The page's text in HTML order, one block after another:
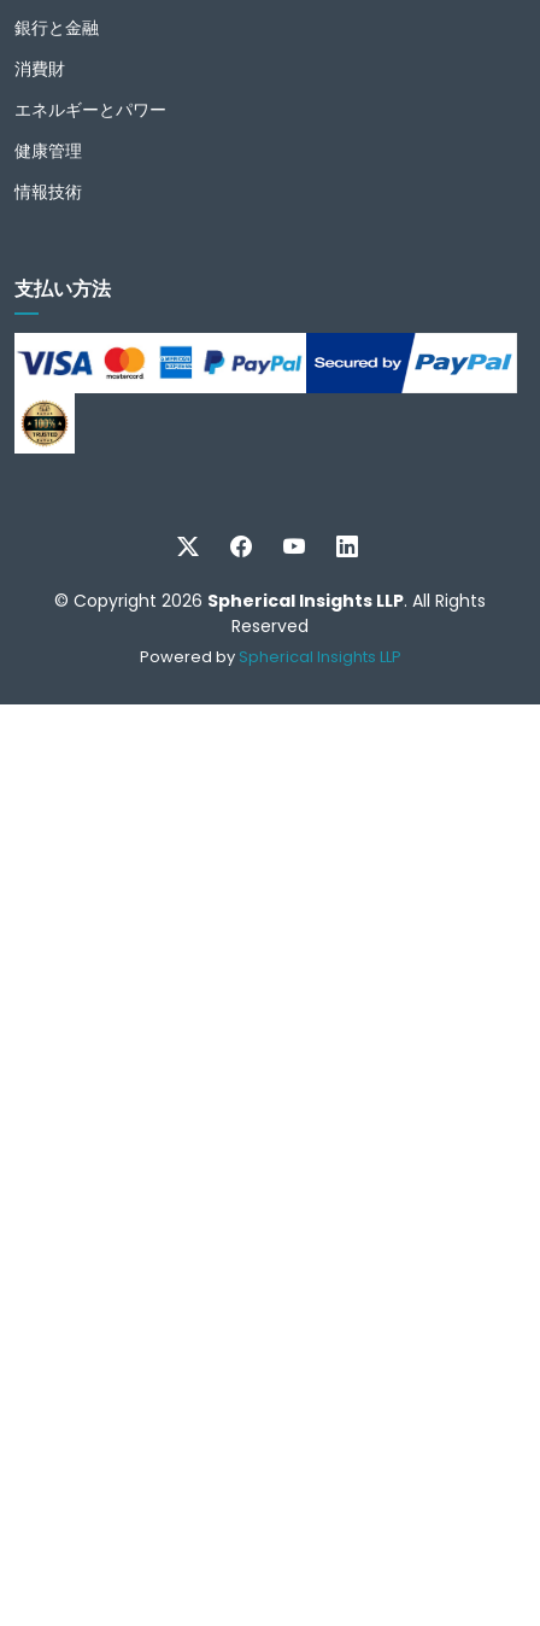
銀行と金融
消費財
エネルギーとパワー
健康管理
情報技術
支払い方法
© Copyright 2026 Spherical Insights LLP. All Rights
Reserved
Powered by Spherical Insights LLP